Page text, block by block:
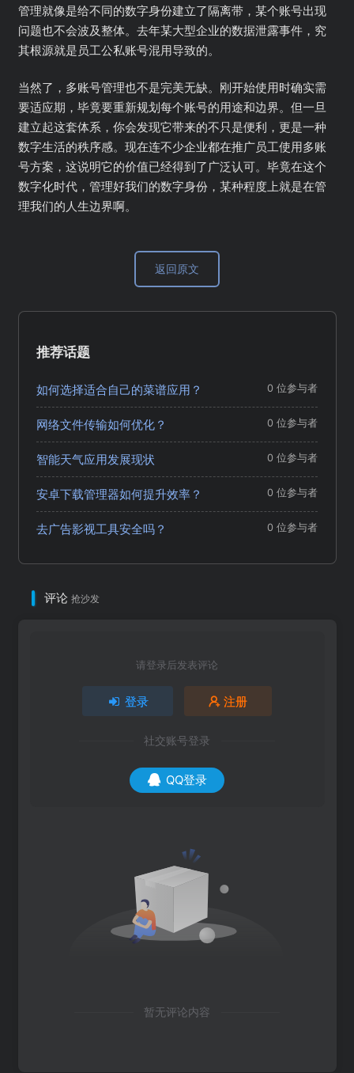
管理就像是给不同的数字身份建立了隔离带，某个账号出现
问题也不会波及整体。去年某大型企业的数据泄露事件，究
其根源就是员工公私账号混用导致的。
当然了，多账号管理也不是完美无缺。刚开始使用时确实需
要适应期，毕竟要重新规划每个账号的用途和边界。但一旦
建立起这套体系，你会发现它带来的不只是便利，更是一种
数字生活的秩序感。现在连不少企业都在推广员工使用多账
号方案，这说明它的价值已经得到了广泛认可。毕竟在这个
数字化时代，管理好我们的数字身份，某种程度上就是在管
理我们的人生边界啊。
返回原文
推荐话题
如何选择适合自己的菜谱应用？ 0 位参与者
网络文件传输如何优化？ 0 位参与者
智能天气应用发展现状 0 位参与者
安卓下载管理器如何提升效率？ 0 位参与者
去广告影视工具安全吗？ 0 位参与者
评论 抢沙发
请登录后发表评论
登录 注册
社交账号登录
QQ登录
暂无评论内容